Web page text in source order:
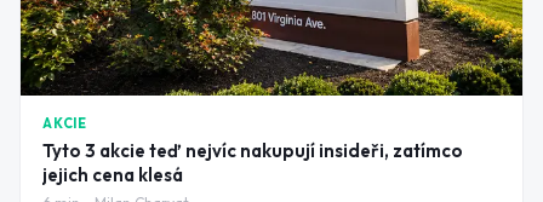
AKCIE
Tyto 3 akcie teď nejvíc nakupují insideři, zatímco
jejich cena klesá